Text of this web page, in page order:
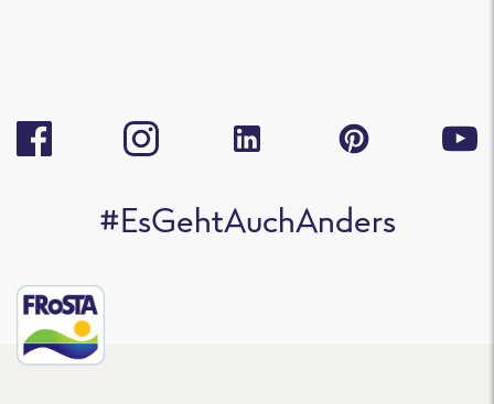
#EsGehtAuchAnders